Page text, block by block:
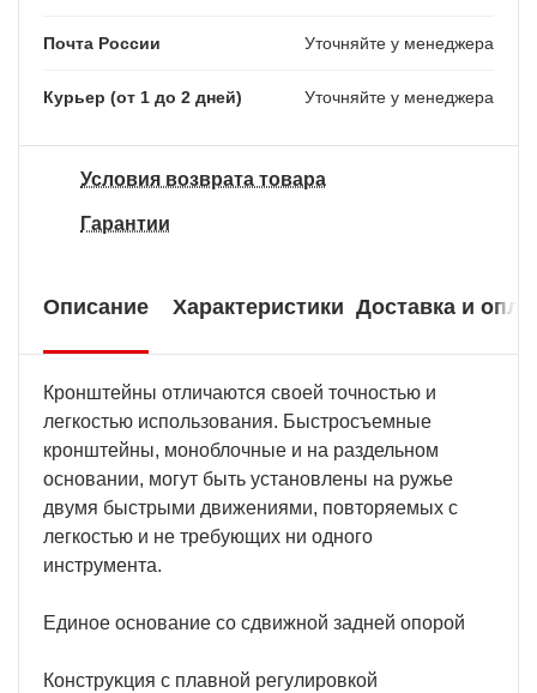
Почта России Уточняйте у менеджера
Курьер (от 1 до 2 дней) Уточняйте у менеджера
Условия возврата товара
Гарантии
Описание Характеристики Доставка и
Кронштейны отличаются своей точностью и
легкостью использования. Быстросъемные
кронштейны, моноблочные и на раздельном
основании, могут быть установлены на ружье
двумя быстрыми движениями, повторяемых с
легкостью и не требующих ни одного
инструмента.
Единое основание со сдвижной задней опорой
Кoнcтpyĸция с плавной регулировкой